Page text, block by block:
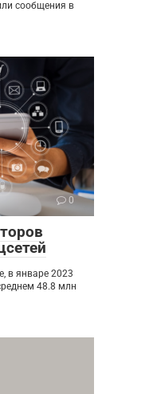
сообщения в
0
в январе 2023
48.8 млн